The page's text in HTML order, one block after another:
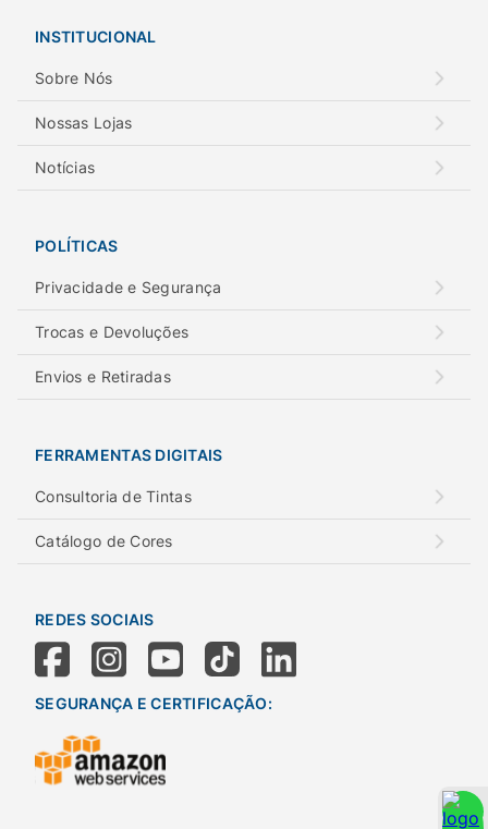
INSTITUCIONAL
Sobre Nós
Nossas Lojas
Notícias
POLÍTICAS
Privacidade e Segurança
Trocas e Devoluções
Envios e Retiradas
FERRAMENTAS DIGITAIS
Consultoria de Tintas
Catálogo de Cores
REDES SOCIAIS
SEGURANÇA E CERTIFICAÇÃO: